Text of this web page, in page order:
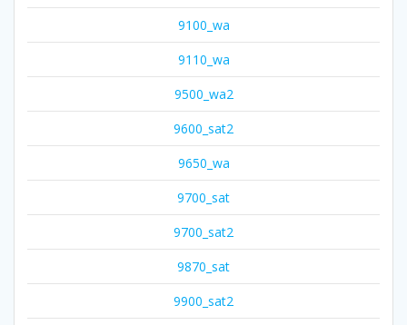
9100_wa
9110_wa
9500_wa2
9600_sat2
9650_wa
9700_sat
9700_sat2
9870_sat
9900_sat2